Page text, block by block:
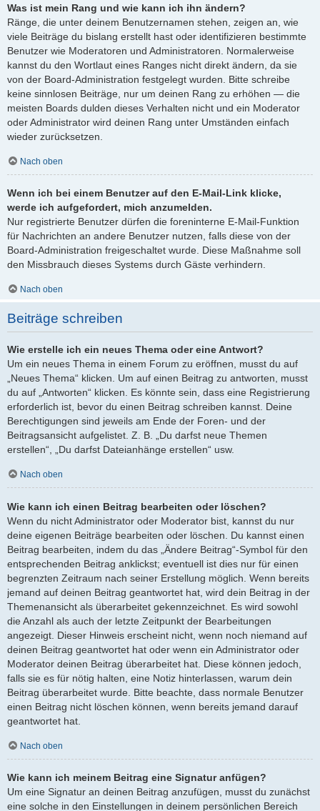
Was ist mein Rang und wie kann ich ihn ändern?
Ränge, die unter deinem Benutzernamen stehen, zeigen an, wie
viele Beiträge du bislang erstellt hast oder identifizieren bestimmte
Benutzer wie Moderatoren und Administratoren. Normalerweise
kannst du den Wortlaut eines Ranges nicht direkt ändern, da sie
von der Board-Administration festgelegt wurden. Bitte schreibe
keine sinnlosen Beiträge, nur um deinen Rang zu erhöhen — die
meisten Boards dulden dieses Verhalten nicht und ein Moderator
oder Administrator wird deinen Rang unter Umständen einfach
wieder zurücksetzen.
Nach oben
Wenn ich bei einem Benutzer auf den E-Mail-Link klicke,
werde ich aufgefordert, mich anzumelden.
Nur registrierte Benutzer dürfen die foreninterne E-Mail-Funktion
für Nachrichten an andere Benutzer nutzen, falls diese von der
Board-Administration freigeschaltet wurde. Diese Maßnahme soll
den Missbrauch dieses Systems durch Gäste verhindern.
Nach oben
Beiträge schreiben
Wie erstelle ich ein neues Thema oder eine Antwort?
Um ein neues Thema in einem Forum zu eröffnen, musst du auf
„Neues Thema“ klicken. Um auf einen Beitrag zu antworten, musst
du auf „Antworten“ klicken. Es könnte sein, dass eine Registrierung
erforderlich ist, bevor du einen Beitrag schreiben kannst. Deine
Berechtigungen sind jeweils am Ende der Foren- und der
Beitragsansicht aufgelistet. Z. B. „Du darfst neue Themen
erstellen“, „Du darfst Dateianhänge erstellen“ usw.
Nach oben
Wie kann ich einen Beitrag bearbeiten oder löschen?
Wenn du nicht Administrator oder Moderator bist, kannst du nur
deine eigenen Beiträge bearbeiten oder löschen. Du kannst einen
Beitrag bearbeiten, indem du das „Ändere Beitrag“-Symbol für den
entsprechenden Beitrag anklickst; eventuell ist dies nur für einen
begrenzten Zeitraum nach seiner Erstellung möglich. Wenn bereits
jemand auf deinen Beitrag geantwortet hat, wird dein Beitrag in der
Themenansicht als überarbeitet gekennzeichnet. Es wird sowohl
die Anzahl als auch der letzte Zeitpunkt der Bearbeitungen
angezeigt. Dieser Hinweis erscheint nicht, wenn noch niemand auf
deinen Beitrag geantwortet hat oder wenn ein Administrator oder
Moderator deinen Beitrag überarbeitet hat. Diese können jedoch,
falls sie es für nötig halten, eine Notiz hinterlassen, warum dein
Beitrag überarbeitet wurde. Bitte beachte, dass normale Benutzer
einen Beitrag nicht löschen können, wenn bereits jemand darauf
geantwortet hat.
Nach oben
Wie kann ich meinem Beitrag eine Signatur anfügen?
Um eine Signatur an deinen Beitrag anzufügen, musst du zunächst
eine solche in den Einstellungen in deinem persönlichen Bereich